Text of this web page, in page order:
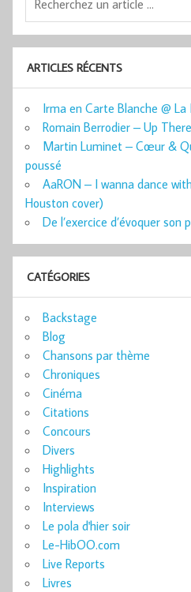
ARTICLES RÉCENTS
Irma en Carte Blanche @
Romain Berrodier – Up There
Martin Luminet – Cœur &
poussé
AaRON – I wanna dance
Houston cover)
De l’exercice d’évoquer
CATÉGORIES
Backstage
Blog
Chansons par thème
Chroniques
Cinéma
Citations
Concours
Divers
Highlights
Inspiration
Interviews
Le pola d'hier soir
Le-HibOO.com
Live Reports
Livres